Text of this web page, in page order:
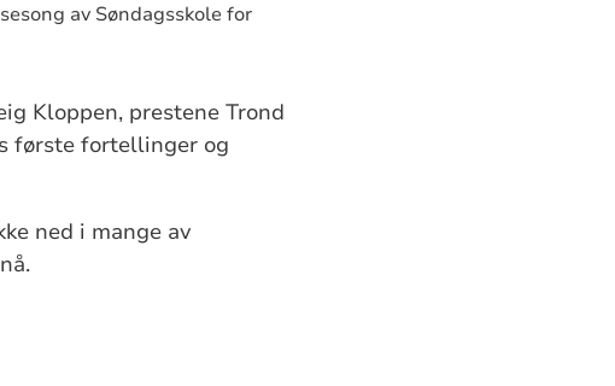
av Søndagsskole for
Kloppen, prestene Trond
første fortellinger og
ned i mange av